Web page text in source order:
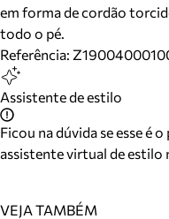
em forma de cordão
todo o pé.
Referência:
Assistente de estilo
Ficou na dúvida se esse é
assistente virtual de estilo
VEJA TAMBÉM